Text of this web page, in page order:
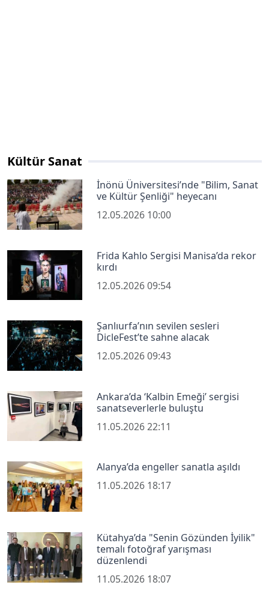
Kültür Sanat
İnönü Üniversitesi’nde "Bilim, Sanat
ve Kültür Şenliği" heyecanı
12.05.2026 10:00
Frida Kahlo Sergisi Manisa’da rekor
kırdı
12.05.2026 09:54
Şanlıurfa’nın sevilen sesleri
DicleFest’te sahne alacak
12.05.2026 09:43
Ankara’da ‘Kalbin Emeği’ sergisi
sanatseverlerle buluştu
11.05.2026 22:11
Alanya’da engeller sanatla aşıldı
11.05.2026 18:17
Kütahya’da "Senin Gözünden İyilik"
temalı fotoğraf yarışması
düzenlendi
11.05.2026 18:07